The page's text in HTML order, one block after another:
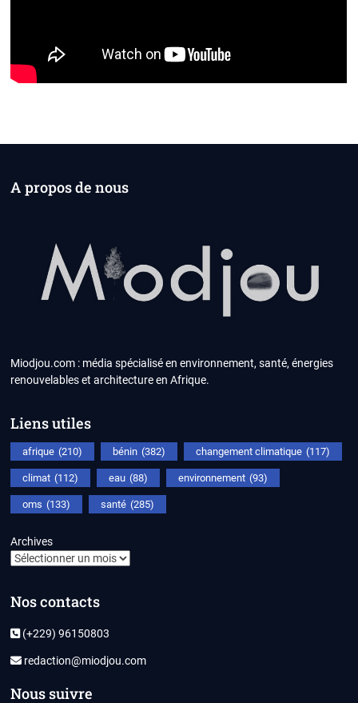
A propos de nous
Miodjou.com : média spécialisé en environnement, santé, énergies
renouvelables et architecture en Afrique.
Liens utiles
afrique (210) bénin (382) changement climatique (117)
climat (112) eau (88) environnement (93)
oms (133) santé (285)
Archives
Nos contacts
(+229) 96150803
redaction@miodjou.com
Nous suivre